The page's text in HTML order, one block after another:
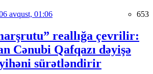
avqust, 01:06 653
reallığa çevrilir:
Cənubi Qafqazı dəyişə
sürətləndirir